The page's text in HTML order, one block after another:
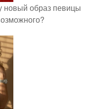
новый образ певицы